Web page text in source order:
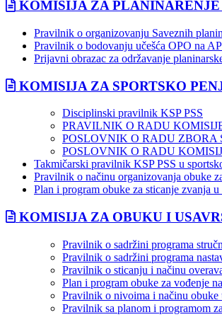
KOMISIJA ZA PLANINARENJE
Pravilnik o organizovanju Saveznih
Pravilnik o bodovanju učešća OPO na
Prijavni obrazac za održavanje
KOMISIJA ZA SPORTSKO
Disciplinski pravilnik KSP PSS
PRAVILNIK O RADU
POSLOVNIK O RADU ZBORA
POSLOVNIK O RADU
Takmičarski pravilnik KSP PSS u
Pravilnik o načinu organizovanja obuke
Plan i program obuke za sticanje zvanja
KOMISIJA ZA OBUKU I
Pravilnik o sadržini programa
Pravilnik o sadržini programa
Pravilnik o sticanju i načinu
Plan i program obuke za vođenje
Pravilnik o nivoima i načinu obuke
Pravilnik sa planom i programom